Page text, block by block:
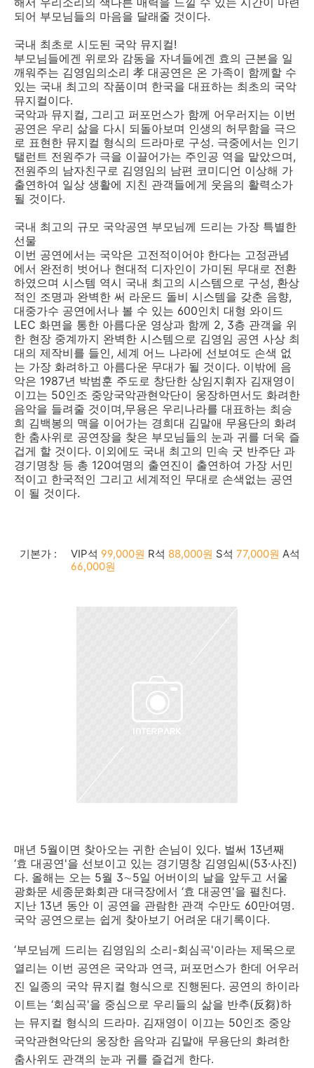
되어 부모님들의 마음을 달래줄 것이다.
국내 최초로 시도된 국악 뮤지컬!
부모님들에겐 위로와 감동을 자녀들에겐 효의 근본을 일
깨워주는 김영임의소리 孝 대공연은 온 가족이 함께할 수
있는 국내 최고의 작품이며 한국을 대표하는 최초의 국악
뮤지컬이다.
국악과 뮤지컬, 그리고 퍼포먼스가 함께 어우러지는 이번
공연은 우리 삶을 다시 되돌아보며 인생의 허무함을 극으
로 표현한 뮤지컬 형식의 드라마로 구성. 극중에서는 인기
탤런트 전원주가 극을 이끌어가는 주인공 역을 맡았으며,
전원주의 남자친구로 김영임의 남편 코미디언 이상해 가
출연하여 일상 생활에 지친 관객들에게 웃음의 활력소가
될 것이다.
국내 최고의 규모 국악공연 부모님께 드리는 가장 특별한
선물
이번 공연에서는 국악은 고전적이어야 한다는 고정관념
에서 완전히 벗어나 현대적 디자인이 가미된 무대로 전환
하였으며 시스템 역시 국내 최고의 시스템으로 구성, 환상
적인 조명과 완벽한 써 라운드 돌비 시스템을 갖춘 음향,
대중가수 공연에서나 볼 수 있는 600인치 대형 와이드
LEC 화면을 통한 아름다운 영상과 함께 2, 3층 관객을 위
한 현장 중계까지 완벽한 시스템으로 김영임 공연 사상 최
대의 제작비를 들인, 세계 어느 나라에 선보여도 손색 없
는 가장 화려하고 아름다운 무대가 될 것이다. 이밖에 음
악은 1987년 박범훈 주도로 창단한 상임지휘자 김재영이
이끄는 50인조 중앙국악관현악단이 웅장하면서도 화려한
음악을 들려줄 것이며,무용은 우리나라를 대표하는 최승
희 김백봉의 맥을 이어가는 경희대 김말애 무용단의 화려
한 춤사위로 공연장을 찾은 부모님들의 눈과 귀를 더욱 즐
겁게 할 것이다. 이외에도 국내 최고의 민속 굿 반주단 과
경기명창 등 총 120여명의 출연진이 출연하여 가장 서민
적이고 한국적인 그리고 세계적인 무대로 손색없는 공연
이 될 것이다.
기본가 : VIP석 99,000원 R석 88,000원 S석 77,000원 A석
66,000원
매년 5월이면 찾아오는 귀한 손님이 있다. 벌써 13년째
‘효 대공연'을 선보이고 있는 경기명창 김영임씨(53·사진)
다. 올해는 오는 5월 3∼5일 어버이의 날을 앞두고 서울
광화문 세종문화회관 대극장에서 ‘효 대공연'을 펼친다.
지난 13년 동안 이 공연을 관람한 관객 수만도 60만여명.
국악 공연으로는 쉽게 찾아보기 어려운 대기록이다.
‘부모님께 드리는 김영임의 소리-회심곡'이라는 제목으로
열리는 이번 공연은 국악과 연극, 퍼포먼스가 한데 어우러
진 일종의 국악 뮤지컬 형식으로 진행된다. 공연의 하이라
이트는 ‘회심곡'을 중심으로 우리들의 삶을 반추(反芻)하
는 뮤지컬 형식의 드라마. 김재영이 이끄는 50인조 중앙
국악관현악단의 웅장한 음악과 김말애 무용단의 화려한
춤사위도 관객의 눈과 귀를 즐겁게 한다.